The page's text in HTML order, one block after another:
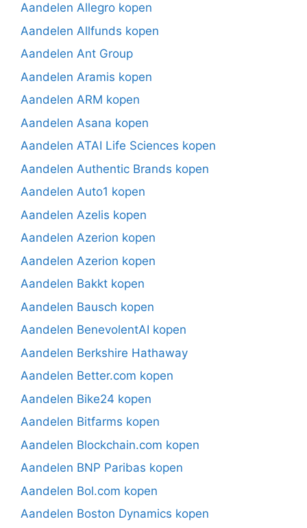
Aandelen Allegro kopen
Aandelen Allfunds kopen
Aandelen Ant Group
Aandelen Aramis kopen
Aandelen ARM kopen
Aandelen Asana kopen
Aandelen ATAI Life Sciences kopen
Aandelen Authentic Brands kopen
Aandelen Auto1 kopen
Aandelen Azelis kopen
Aandelen Azerion kopen
Aandelen Azerion kopen
Aandelen Bakkt kopen
Aandelen Bausch kopen
Aandelen BenevolentAI kopen
Aandelen Berkshire Hathaway
Aandelen Better.com kopen
Aandelen Bike24 kopen
Aandelen Bitfarms kopen
Aandelen Blockchain.com kopen
Aandelen BNP Paribas kopen
Aandelen Bol.com kopen
Aandelen Boston Dynamics kopen